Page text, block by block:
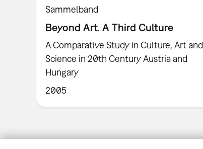
Sammelband
Beyond Art. A Third Culture
A Comparative Study in Culture, Art and
Science in 20th Century Austria and
Hungary
2005